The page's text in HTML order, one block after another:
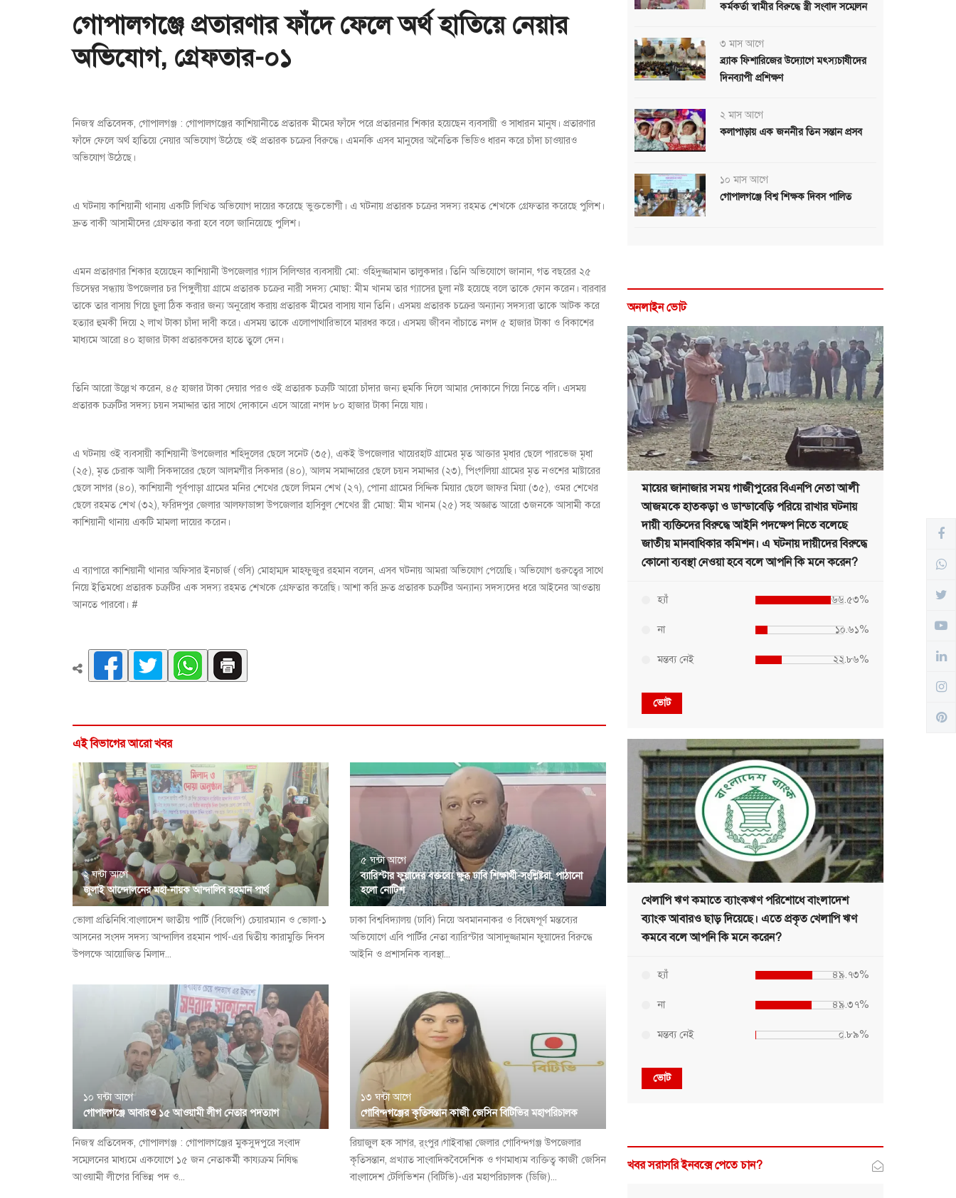
গোপালগঞ্জে প্রতারণার ফাঁদে ফেলে অর্থ হাতিয়ে নেয়ার
অভিযোগ, গ্রেফতার-০১
নিজস্ব প্রতিবেদক, গোপালগঞ্জ : গোপালগঞ্জের কাশিয়ানীতে প্রতারক মীমের ফাঁদে পরে প্রতারনার শিকার হয়েছেন ব্যবসায়ী ও সাধারন মানুষ। প্রতারণার
ফাঁদে ফেলে অর্থ হাতিয়ে নেয়ার অভিযোগ উঠেছে ওই প্রতারক চক্রের বিরুদ্ধে। এমনকি এসব মানুষের অনৈতিক ভিডিও ধারন করে চাঁদা চাওয়ারও
অভিযোগ উঠেছে।
এ ঘটনায় কাশিয়ানী থানায় একটি লিখিত অভিযোগ দায়ের করেছে ভুক্তভোগী। এ ঘটনায় প্রতারক চক্রের সদস্য রহমত শেখকে গ্রেফতার করেছে পুলিশ।
দ্রুত বাকী আসামীদের গ্রেফতার করা হবে বলে জানিয়েছে পুলিশ।
এমন প্রতারণার শিকার হয়েছেন কাশিয়ানী উপজেলার গ্যাস সিলিন্ডার ব্যবসায়ী মো: ওহিদুজ্জামান তালুকদার। তিনি অভিযোগে জানান, গত বছরের ২৫
ডিসেম্বর সন্ধ্যায় উপজেলার চর পিঙ্গুলীয়া গ্রামে প্রতারক চক্রের নারী সদস্য মোছা: মীম খানম তার গ্যাসের চুলা নষ্ট হয়েছে বলে তাকে ফোন করেন। বারবার
তাকে তার বাসায় গিয়ে চুলা ঠিক করার জন্য অনুরোধ করায় প্রতারক মীমের বাসায় যান তিনি। এসময় প্রতারক চক্রের অন্যান্য সদস্যরা তাকে আটক করে
হত্যার হুমকী দিয়ে ২ লাখ টাকা চাঁদা দাবী করে। এসময় তাকে এলোপাথারিভাবে মারধর করে। এসময় জীবন বাঁচাতে নগদ ৫ হাজার টাকা ও বিকাশের
মাধ্যমে আরো ৪০ হাজার টাকা প্রতারকদের হাতে তুলে দেন।
তিনি আরো উল্লেখ করেন, ৪৫ হাজার টাকা দেয়ার পরও ওই প্রতারক চক্রটি আরো চাঁদার জন্য হুমকি দিলে আমার দোকানে গিয়ে নিতে বলি। এসময়
প্রতারক চক্রটির সদস্য চয়ন সমাদ্দার তার সাথে দোকানে এসে আরো নগদ ৮০ হাজার টাকা নিয়ে যায়।
এ ঘটনায় ওই ব্যবসায়ী কাশিয়ানী উপজেলার শহিদুলের ছেলে সনেট (৩৫), একই উপজেলার খায়েরহাট গ্রামের মৃত আক্তার মৃধার ছেলে পারভেজ মৃধা
(২৫), মৃত চেরাক আলী সিকদারের ছেলে আলমগীর সিকদার (৪০), আলম সমাদ্দারের ছেলে চয়ন সমাদ্দার (২৩), পিংগলিয়া গ্রামের মৃত নওশের মাষ্টারের
ছেলে সাগর (৪০), কাশিয়ানী পূর্বপাড়া গ্রামের মনির শেখের ছেলে লিমন শেখ (২৭), পোনা গ্রামের সিদ্দিক মিয়ার ছেলে জাফর মিয়া (৩৫), ওমর শেখের
ছেলে রহমত শেখ (৩২), ফরিদপুর জেলার আলফাডাঙ্গা উপজেলার হাসিবুল শেখের স্ত্রী মোছা: মীম খানম (২৫) সহ অজ্ঞাত আরো ৩জনকে আসামী করে
কাশিয়ানী থানায় একটি মামলা দায়ের করেন।
এ ব্যাপারে কাশিয়ানী থানার অফিসার ইনচার্জ (ওসি) মোহাম্মদ মাহফুজুর রহমান বলেন, এসব ঘটনায় আমরা অভিযোগ পেয়েছি। অভিযোগ গুরুত্বের সাথে
নিয়ে ইতিমধ্যে প্রতারক চক্রটির এক সদস্য রহমত শেখকে গ্রেফতার করেছি। আশা করি দ্রুত প্রতারক চক্রটির অন্যান্য সদস্যদের ধরে আইনের আওতায়
আনতে পারবো। #
এই বিভাগের আরো খবর
২ ঘন্টা আগে
জুলাই আন্দোলনের মহা-নায়ক আন্দালিব রহমান পার্থ
ভোলা প্রতিনিধি:বাংলাদেশ জাতীয় পার্টি (বিজেপি) চেয়ারম্যান ও ভোলা-১
আসনের সংসদ সদস্য আন্দালিব রহমান পার্থ-এর দ্বিতীয় কারামুক্তি দিবস
উপলক্ষে আয়োজিত মিলাদ...
৫ ঘন্টা আগে
ব্যারিস্টার ফুয়াদের বক্তব্যে ক্ষুব্ধ ঢাবি শিক্ষার্থী-সংশ্লিষ্টরা, পাঠানো
হলো নোটিশ
ঢাকা বিশ্ববিদ্যালয় (ঢাবি) নিয়ে অবমাননাকর ও বিদ্বেষপূর্ণ মন্তব্যের
অভিযোগে এবি পার্টির নেতা ব্যারিস্টার আসাদুজ্জামান ফুয়াদের বিরুদ্ধে
আইনি ও প্রশাসনিক ব্যবস্থা...
১০ ঘন্টা আগে
গোপালগঞ্জে আবারও ১৫ আওয়ামী লীগ নেতার পদত্যাগ
নিজস্ব প্রতিবেদক, গোপালগঞ্জ : গোপালগঞ্জের মুকসুদপুরে সংবাদ
সম্মেলনের মাধ্যমে একযোগে ১৫ জন নেতাকর্মী কায্যক্রম নিষিদ্ধ
আওয়ামী লীগের বিভিন্ন পদ ও...
১৩ ঘন্টা আগে
গোবিন্দগঞ্জের কৃতিসন্তান কাজী জেসিন বিটিভির মহাপরিচালক
রিয়াজুল হক সাগর, র্ংপুর।গাইবান্ধা জেলার গোবিন্দগঞ্জ উপজেলার
কৃতিসন্তান, প্রখ্যাত সাংবাদিকবৈদেশিক ও গণমাধ্যম ব্যক্তিত্ব কাজী জেসিন
বাংলাদেশ টেলিভিশন (বিটিভি)-এর মহাপরিচালক (ডিজি)...
কর্মকর্তা স্বামীর বিরুদ্ধে স্ত্রী সংবাদ সম্মেলন
৩ মাস আগে
ব্র্যাক ফিশারিজের উদ্যোগে মৎস্যচাষীদের
দিনব্যাপী প্রশিক্ষণ
২ মাস আগে
কলাপাড়ায় এক জননীর তিন সন্তান প্রসব
১০ মাস আগে
গোপালগঞ্জে বিশ্ব শিক্ষক দিবস পালিত
অনলাইন ভোট
মায়ের জানাজার সময় গাজীপুরের বিএনপি নেতা আলী
আজমকে হাতকড়া ও ডান্ডাবেড়ি পরিয়ে রাখার ঘটনায়
দায়ী ব্যক্তিদের বিরুদ্ধে আইনি পদক্ষেপ নিতে বলেছে
জাতীয় মানবাধিকার কমিশন। এ ঘটনায় দায়ীদের বিরুদ্ধে
কোনো ব্যবস্থা নেওয়া হবে বলে আপনি কি মনে করেন?
হ্যাঁ ৬৬.৫৩%
না ১০.৬১%
মন্তব্য নেই ২২.৮৬%
ভোট
খেলাপি ঋণ কমাতে ব্যাংকঋণ পরিশোধে বাংলাদেশ
ব্যাংক আবারও ছাড় দিয়েছে। এতে প্রকৃত খেলাপি ঋণ
কমবে বলে আপনি কি মনে করেন?
হ্যাঁ ৪৯.৭৩%
না ৪৯.৩৭%
মন্তব্য নেই ০.৮৯%
ভোট
খবর সরাসরি ইনবক্সে পেতে চান?